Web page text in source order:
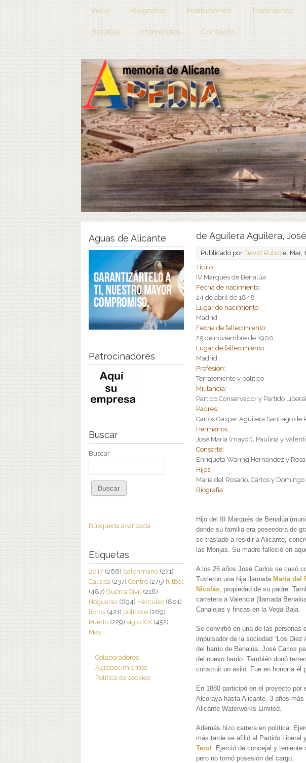
Inicio Biografías Instituciones Tradiciones
Batallas Efemérides Contacto
de Aguilera Aguilera,
Publicado por David Rubio el Mar,
Título:
IV Marqués de Benalúa
Fecha de nacimiento:
24 de abril de 1848
Lugar de nacimiento:
Madrid
Fecha de fallecimiento:
25 de noviembre de 1900
Lugar de fallecimiento:
Madrid
Profesión:
Terrateniente y político
Militancia:
Partido Conservador y Partido
Padres:
Carlos Gaspar Aguilera Santiago de
Hermanos:
José María (mayor), Paulina y
Consorte:
Enriqueta Waring Hernández y
Hijos:
María del Rosario, Carlos y Domingo
Biografía:
Hijo del III Marqués de Benalúa
donde su familia era poseedora de
se trasladó a residir a Alicante,
las Monjas. Su madre falleció en
A los 26 años José Carlos se casó
Tuvieron una hija llamada María del
Nicolás, propiedad de su padre.
carretera a Valencia (llamada
Canalejas y fincas en la Vega Baja.
Se convirtió en una de las personas
impulsador de la sociedad “Los
del barrio de Benalúa. José Carlos
del nuevo barrio. También donó
construir un asilo. Fue en honor a él
En 1880 participó en el proyecto
Alcoraya hasta Alicante. 3 años
Alicante Waterworks Limited.
Además hizo carrera en política.
más tarde se afilió al Partido Liberal
Terol . Ejerció de concejal y teniente
pero no tomó posesión del cargo.
Aguas de Alicante
Patrocinadores
Buscar
Buscar
Búsqueda avanzada
Etiquetas
2017 (268) balonmano (271)
Calpisa (237) Centro (275) fútbol
(487) Guerra Civil (218)
Hogueras (694) Hércules (801)
libros (421) políticos (269)
Puerto (229) siglo XIX (452)
Más
Colaboradores
Agradecimientos
Política de cookies